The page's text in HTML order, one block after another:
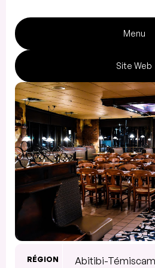
Menu
Site Web
RÉGION Abitibi-